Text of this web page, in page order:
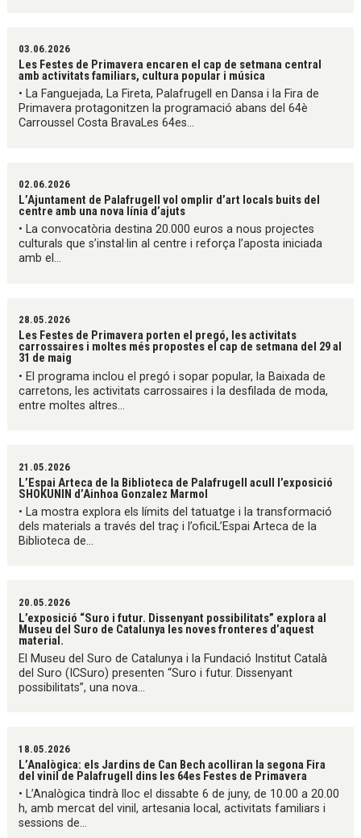
03.06.2026
Les Festes de Primavera encaren el cap de setmana central
amb activitats familiars, cultura popular i música
• La Fanguejada, La Fireta, Palafrugell en Dansa i la Fira de
Primavera protagonitzen la programació abans del 64è
Carroussel Costa BravaLes 64es...
02.06.2026
L’Ajuntament de Palafrugell vol omplir d’art locals buits del
centre amb una nova línia d’ajuts
• La convocatòria destina 20.000 euros a nous projectes
culturals que s’instal·lin al centre i reforça l’aposta iniciada
amb el...
28.05.2026
Les Festes de Primavera porten el pregó, les activitats
carrossaires i moltes més propostes el cap de setmana del 29 al
31 de maig
• El programa inclou el pregó i sopar popular, la Baixada de
carretons, les activitats carrossaires i la desfilada de moda,
entre moltes altres...
21.05.2026
L’Espai Arteca de la Biblioteca de Palafrugell acull l’exposició
SHOKUNIN d’Ainhoa Gonzalez Marmol
• La mostra explora els límits del tatuatge i la transformació
dels materials a través del traç i l’oficiL’Espai Arteca de la
Biblioteca de...
20.05.2026
L’exposició “Suro i futur. Dissenyant possibilitats” explora al
Museu del Suro de Catalunya les noves fronteres d’aquest
material.
El Museu del Suro de Catalunya i la Fundació Institut Català
del Suro (ICSuro) presenten “Suro i futur. Dissenyant
possibilitats”, una nova...
18.05.2026
L’Analògica: els Jardins de Can Bech acolliran la segona Fira
del vinil de Palafrugell dins les 64es Festes de Primavera
• L’Analògica tindrà lloc el dissabte 6 de juny, de 10.00 a 20.00
h, amb mercat del vinil, artesania local, activitats familiars i
sessions de...